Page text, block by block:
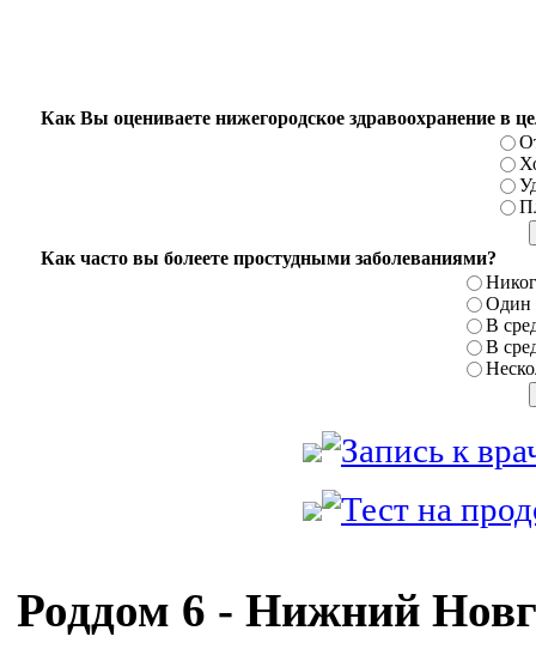
Как Вы оцениваете нижегородское здравоохранение в
Как часто вы болеете простудными заболеваниями?
Один
В
В
Роддом 6 - Нижний